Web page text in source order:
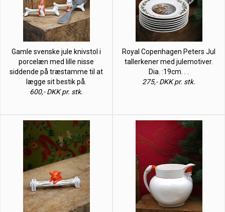
Gamle svenske jule knivstol i
porcelæn med lille nisse
siddende på træstamme til at
lægge sit bestik på.
600,- DKK pr. stk.
Royal Copenhagen Peters Jul
tallerkener med julemotiver.
Dia. :19cm. . .
275,- DKK pr. stk.